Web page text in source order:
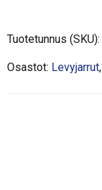
Tuotetunnus (SKU):
Osastot: Levyjarrut,